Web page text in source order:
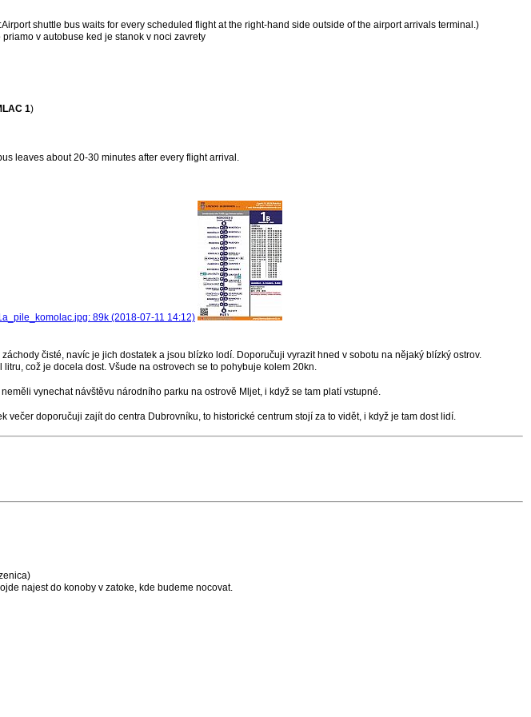
shuttle bus waits for every scheduled flight at the right-hand side outside of the airport arrivals terminal.)
priamo v autobuse ked je stanok v noci zavrety
1)
leaves about 20-30 minutes after every flight arrival.
čisté, navíc je jich dostatek a jsou blízko lodí. Doporučuji vyrazit hned v sobotu na nějaký blízký ostrov.
což je docela dost. Všude na ostrovech se to pohybuje kolem 20kn.
vynechat návštěvu národního parku na ostrově Mljet, i když se tam platí vstupné.
večer doporučuji zajít do centra Dubrovníku, to historické centrum stojí za to vidět, i když je tam dost lidí.
najest do konoby v zatoke, kde budeme nocovat.